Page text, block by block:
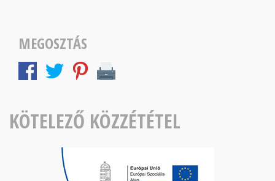
MEGOSZTÁS
KÖTELEZŐ KÖZZÉTÉTEL